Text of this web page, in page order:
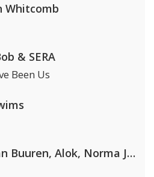
Whitcomb
& SERA
Been Us
Armin van Buuren, Alok, Norma Jean Martine & LAWRENT